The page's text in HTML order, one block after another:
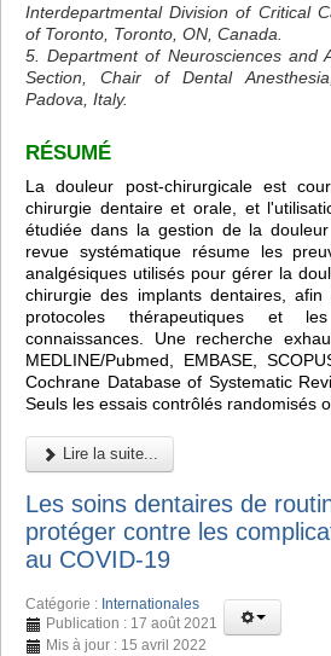
Interdepartmental Division of Critical
of Toronto, Toronto, ON, Canada.
5. Department of Neurosciences and
Section, Chair of Dental
Padova, Italy.
RÉSUMÉ
La douleur post-chirurgicale est
chirurgie dentaire et orale, et
étudiée dans la gestion de la
revue systématique résume les
analgésiques utilisés pour gérer la
chirurgie des implants dentaires,
protocoles thérapeutiques et
connaissances. Une recherche
MEDLINE/Pubmed, EMBASE,
Cochrane Database of Systematic
Seuls les essais contrôlés randomisés
Lire la suite...
Les soins dentaires de
protéger contre les
au COVID-19
Catégorie : Internationales
Publication : 17 août 2021
Mis à jour : 15 avril 2022